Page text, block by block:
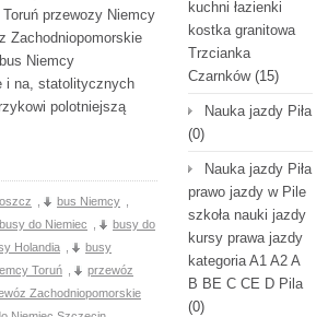
Toruń przewozy Niemcy
Zachodniopomorskie
Niemcy
i na, statolitycznych
polotniejszą
bus Niemcy
busy do Niemiec
busy do
Holandia
busy
Toruń
przewóz
Zachodniopomorskie
kuchni łazienki
kostka granitowa
Trzcianka
Czarnków(15)
Nauka jazdy Piła
(0)
Nauka jazdy Piła
prawo jazdy w Pile
szkoła nauki jazdy
kursy prawa jazdy
kategoria A1 A2 A
B BE C CE D Pila
(0)